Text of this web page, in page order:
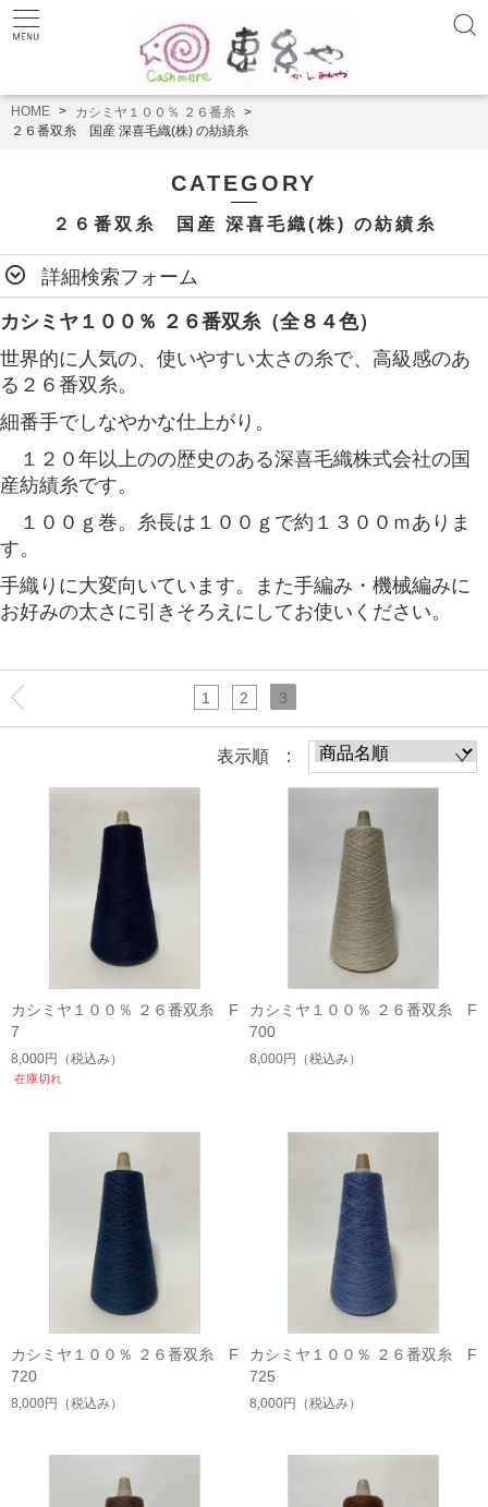
HOME
カシミヤ１００％ ２６番糸
２６番双糸 国産 深喜毛織(株) の紡績糸
CATEGORY
２６番双糸 国産 深喜毛織(株) の紡績糸
詳細検索フォーム
カシミヤ１００％ ２６番双糸（全８４色）
世界的に人気の、使いやすい太さの糸で、高級感のあ
る２６番双糸。
細番手でしなやかな仕上がり。
１２０年以上のの歴史のある深喜毛織株式会社の国
産紡績糸です。
１００ｇ巻。糸長は１００ｇで約１３００ｍありま
す。
手織りに大変向いています。また手編み・機械編みに
お好みの太さに引きそろえにしてお使いください。
1 2 3
表示順 :
カシミヤ１００％ ２６番双糸 F
7
8,000円 （税込み）
在庫切れ
カシミヤ１００％ ２６番双糸 F
700
8,000円 （税込み）
カシミヤ１００％ ２６番双糸 F
720
8,000円 （税込み）
カシミヤ１００％ ２６番双糸 F
725
8,000円 （税込み）